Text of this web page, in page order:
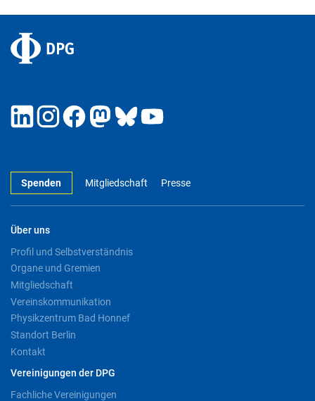
Spenden Mitgliedschaft Presse
Über uns
Profil und Selbstverständnis
Organe und Gremien
Mitgliedschaft
Vereinskommunikation
Physikzentrum Bad Honnef
Standort Berlin
Kontakt
Vereinigungen der DPG
Fachliche Vereinigungen